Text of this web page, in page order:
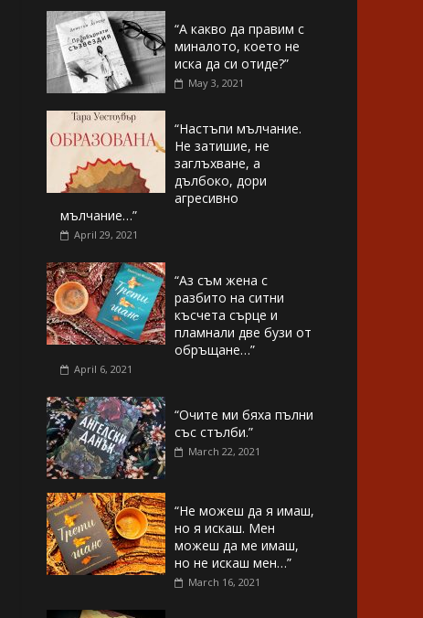
“А какво да правим с
миналото, което не
иска да си отиде?”
May 3, 2021
“Настъпи мълчание.
Не затишие, не
заглъхване, а
дълбоко, дори
агресивно
мълчание…”
April 29, 2021
“Аз съм жена с
разбито на ситни
късчета сърце и
пламнали две бузи от
обръщане…”
April 6, 2021
“Очите ми бяха пълни
със стълби.”
March 22, 2021
“Не можеш да я имаш,
но я искаш. Мен
можеш да ме имаш,
но не искаш мен…”
March 16, 2021